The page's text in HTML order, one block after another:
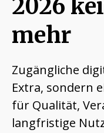
2026
mehr
Zugängliche
Extra, sondern
für Qualität,
langfristige